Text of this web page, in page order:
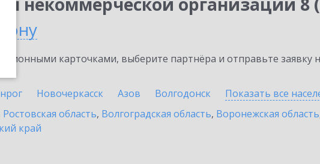
карточками, выберите партнёра и отправьте заявку
Новочеркасск Азов Волгодонск Показать все
Ростовская область, Волгоградская область, Воронежская область
край